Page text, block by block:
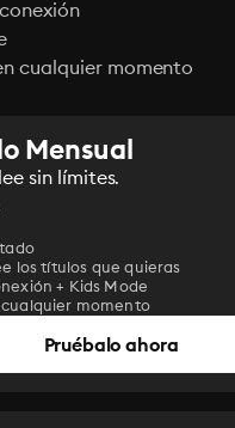
cualquier momento
Mensual
sin límites.
los títulos que quieras
+ Kids Mode
momento
Pruébalo ahora